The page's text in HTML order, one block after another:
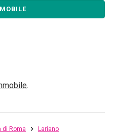
.
di Roma
Lariano